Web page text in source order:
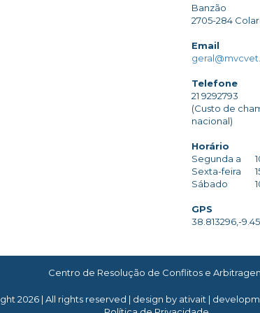
Banzão
2705-284
Email
Telefone
21 9292793
(Custo de
nacional)
Horário
Segunda a
Sexta-feira
Sábado
GPS
38.813296,-
Centro de Resolução de Conflitos e
2026 | All rights reserved | design by ativait |